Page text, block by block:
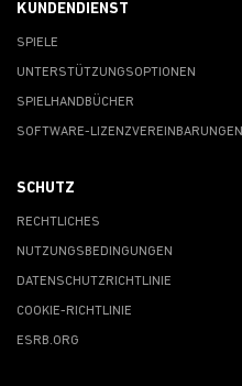
KUNDENDIENST
SPIELE
UNTERSTÜTZUNGSOPTIONEN
SPIELHANDBÜCHER
SOFTWARE-LIZENZVEREINBARUNGEN
SCHUTZ
RECHTLICHES
NUTZUNGSBEDINGUNGEN
DATENSCHUTZRICHTLINIE
COOKIE-RICHTLINIE
ESRB.ORG